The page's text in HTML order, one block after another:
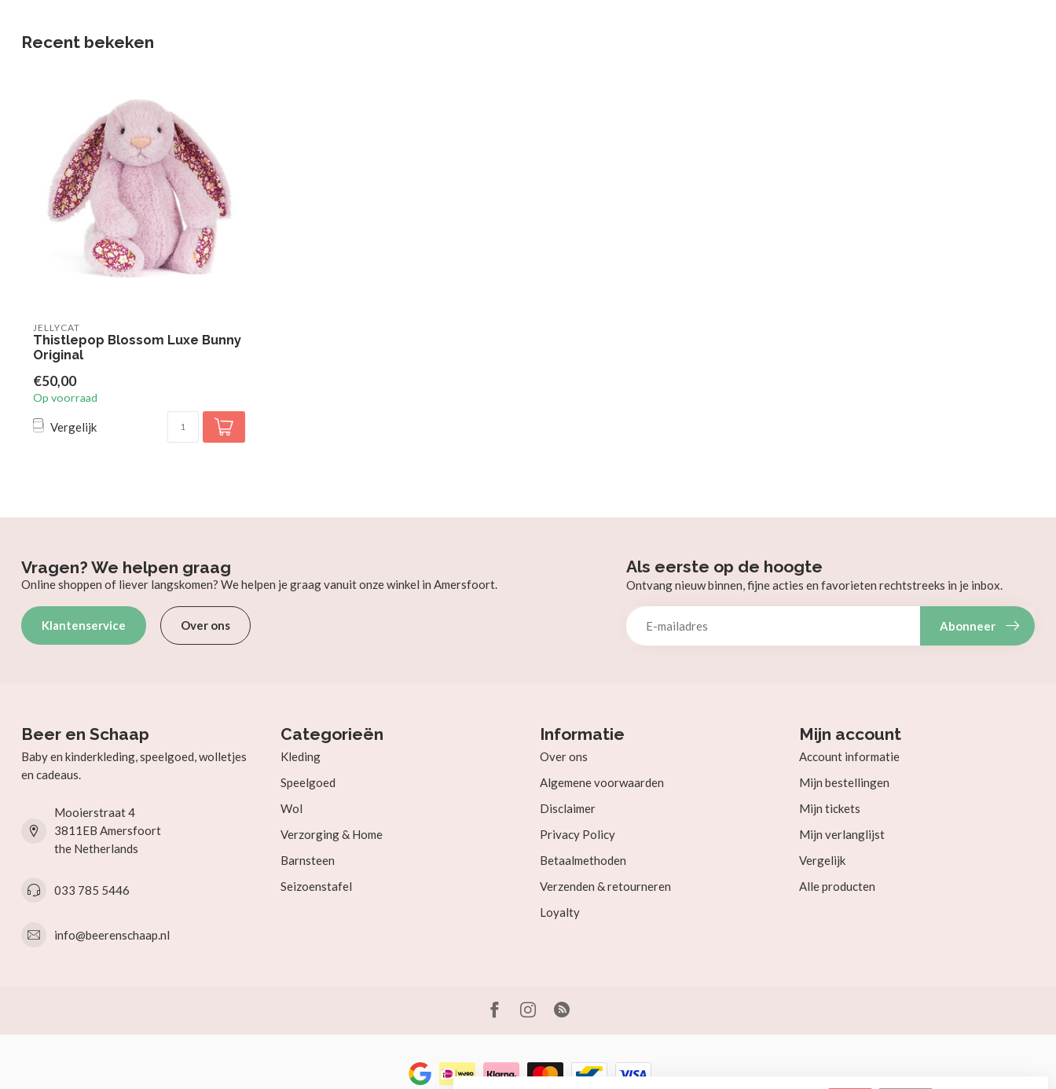
Recent bekeken
JELLYCAT
Thistlepop Blossom Luxe Bunny
Original
€50,00
Op voorraad
Vergelijk
Vragen? We helpen graag
Online shoppen of liever langskomen? We helpen je graag vanuit onze winkel in Amersfoort.
Klantenservice Over ons
Als eerste op de hoogte
Ontvang nieuw binnen, fijne acties en favorieten rechtstreeks in je inbox.
Abonneer
Beer en Schaap
Baby en kinderkleding, speelgoed, wolletjes
en cadeaus.
Mooierstraat 4
3811EB Amersfoort
the Netherlands
033 785 5446
info@beerenschaap.nl
Categorieën
Kleding
Speelgoed
Wol
Verzorging & Home
Barnsteen
Seizoenstafel
Informatie
Over ons
Algemene voorwaarden
Disclaimer
Privacy Policy
Betaalmethoden
Verzenden & retourneren
Loyalty
Mijn account
Account informatie
Mijn bestellingen
Mijn tickets
Mijn verlanglijst
Vergelijk
Alle producten